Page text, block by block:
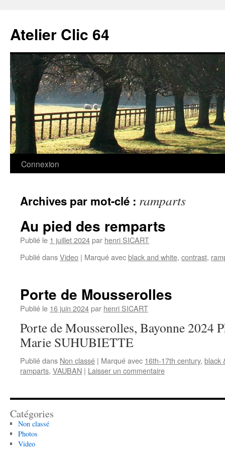
contenu
Atelier Clic 64
Connexion
Archives par mot-clé : ramparts
Au pied des remparts
Publié le 1 juillet 2024par henri SICART
Publié dansVideo | Marqué avecblack and white, contrast,
Porte de Mousserolles
Publié le 16 juin 2024par henri SICART
Porte de Mousserolles, Bayonne 2024
Marie SUHUBIETTE
Publié dans Non classé | Marqué avec 16th-17th century, black
ramparts, VAUBAN | Laisser un commentaire
Catégories
Non classé
Photos
Video